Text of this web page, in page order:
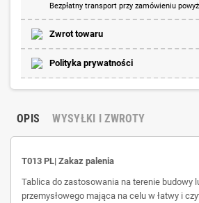
Bezpłatny transport przy zamówieniu
Zwrot towaru
Polityka prywatności
OPIS WYSYŁKI I ZWROTY
T013 PL| Zakaz palenia
Tablica do zastosowania na terenie budowy
przemysłowego mająca na celu w łatwy i